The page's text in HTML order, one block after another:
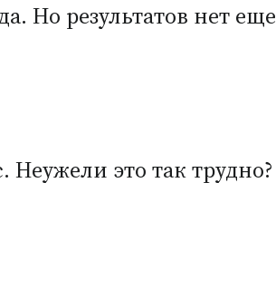
Но результатов нет еще
Неужели это так трудно?